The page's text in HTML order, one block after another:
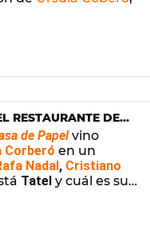
RESTAURANTE DE
DE PAPEL'
de Papelvino
Corberó en un
Nadal, Cristiano
Tatel y cuál es su